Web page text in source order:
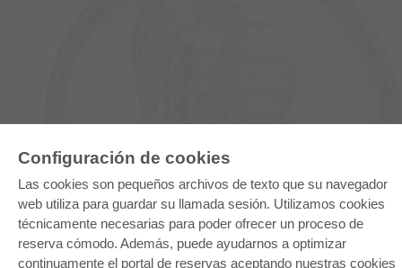
Configuración de cookies
Las cookies son pequeños archivos de texto que su navegador
web utiliza para guardar su llamada sesión. Utilizamos cookies
técnicamente necesarias para poder ofrecer un proceso de
reserva cómodo. Además, puede ayudarnos a optimizar
continuamente el portal de reservas aceptando nuestras cookies
E-COLLECTION
Paquete de especialidades
Pick & Choose
Facilitación de E-Books
Preguntas mas frequentes(FAQ)